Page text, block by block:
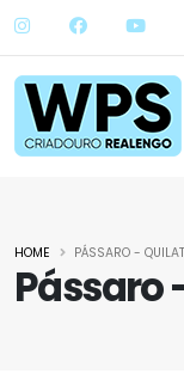
Pássaro
HOME PÁSSARO -